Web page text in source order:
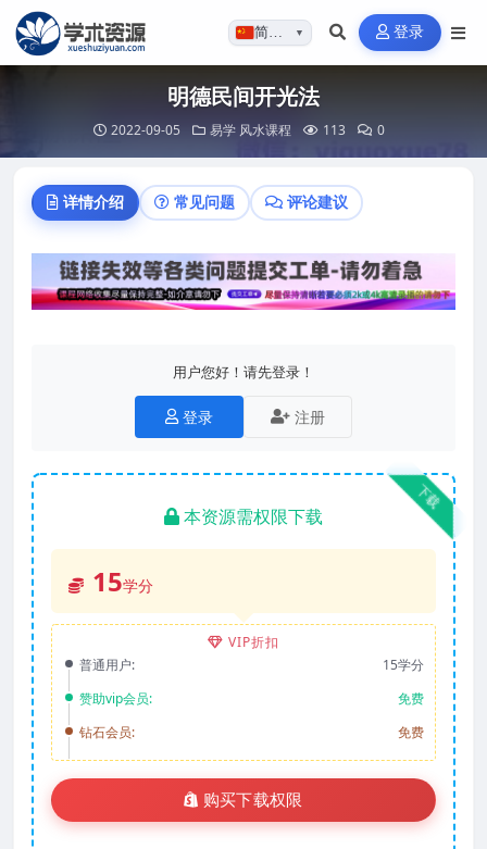
简体…▼ 登录
明德民间开光法
2022-09-05 易学 风水课程 113 0
详情介绍 常见问题 评论建议
用户您好！请先登录！
登录 注册
下载
本资源需权限下载
15学分
VIP折扣
普通用户:
15学分
赞助vip会员:
免费
钻石会员:
免费
购买下载权限